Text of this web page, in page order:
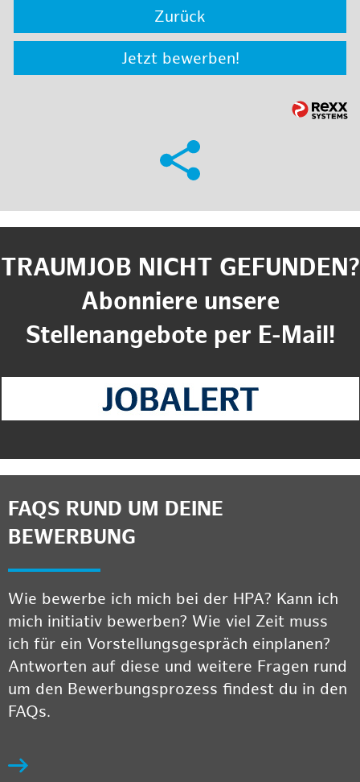
Zurück
Jetzt bewerben!
TRAUMJOB NICHT GEFUNDEN?
Abonniere unsere
Stellenangebote per E-Mail!
FAQS RUND UM DEINE
BEWERBUNG
Wie bewerbe ich mich bei der HPA? Kann ich
mich initiativ bewerben? Wie viel Zeit muss
ich für ein Vorstellungsgespräch einplanen?
Antworten auf diese und weitere Fragen rund
um den Bewerbungsprozess findest du in den
FAQs.